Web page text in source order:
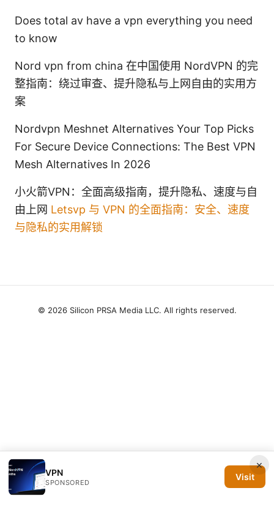
Does total av have a vpn everything you need
to know
Nord vpn from china 在中国使用 NordVPN 的完
整指南：绕过审查、提升隐私与上网自由的实用方
案
Nordvpn Meshnet Alternatives Your Top Picks
For Secure Device Connections: The Best VPN
Mesh Alternatives In 2026
小火箭VPN：全面高级指南，提升隐私、速度与自
由上网 Letsvp 与 VPN 的全面指南：安全、速度
与隐私的实用解锁
×
VPN
SPONSORED
Visit
© 2026 Silicon PRSA Media LLC. All rights reserved.